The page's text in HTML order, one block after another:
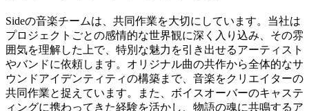
Sideの音楽チームは、共同作業を大切にしています。当社は
プロジェクトごとの感情的な世界観に深く入り込み、その雰
囲気を理解した上で、特別な魅力を引き出せるアーティスト
やバンドに依頼します。オリジナル曲の共作から全体的なサ
ウンドアイデンティティの構築まで、音楽をクリエイターの
共同作業と捉えています。また、ボイスオーバーのキャステ
ィングに携わってきた経験を活かし、物語の魂に共鳴するア